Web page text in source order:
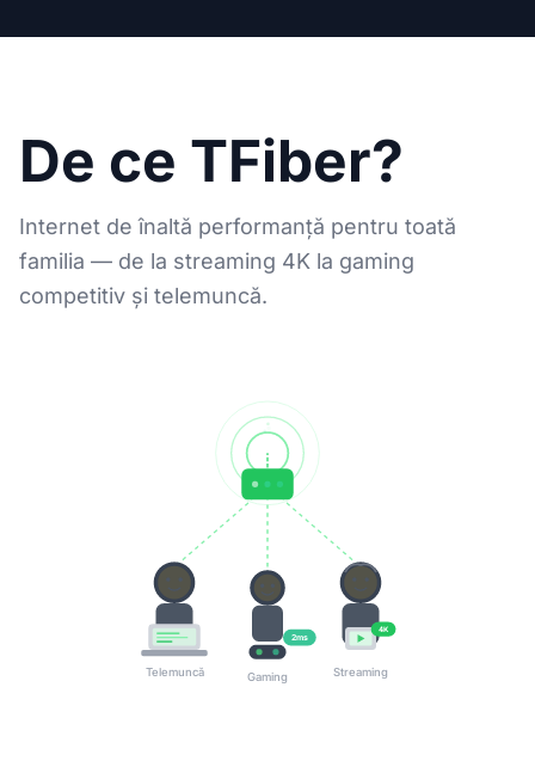
De ce TFiber?
Internet de înaltă performanță pentru toată
familia — de la streaming 4K la gaming
competitiv și telemuncă.
Telemuncă
2ms
Gaming
4K
Streaming